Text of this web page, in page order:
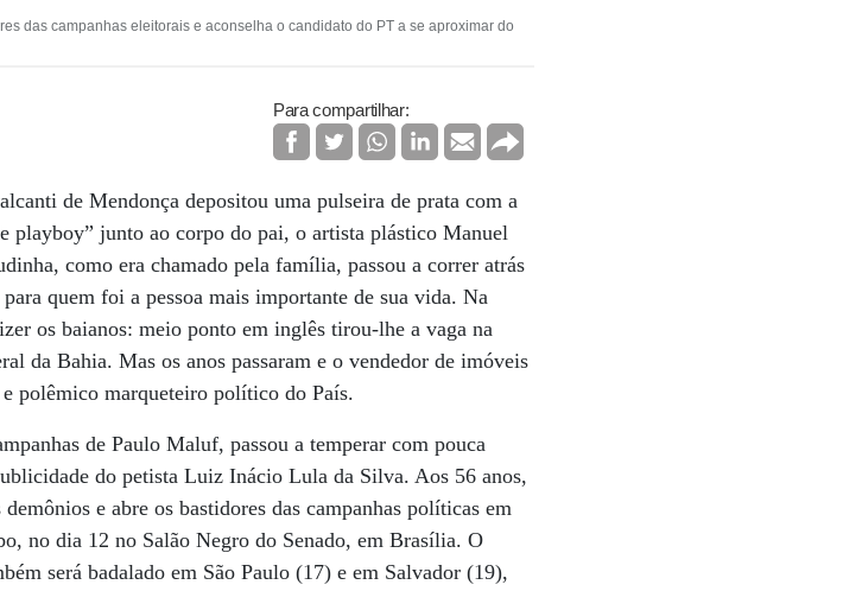
das campanhas eleitorais e aconselha o candidato do PT a se aproximar do
Para compartilhar:
de Mendonça depositou uma pulseira de prata com a
playboy” junto ao corpo do pai, o artista plástico Manuel
como era chamado pela família, passou a correr atrás
quem foi a pessoa mais importante de sua vida. Na
os baianos: meio ponto em inglês tirou-lhe a vaga na
da Bahia. Mas os anos passaram e o vendedor de imóveis
polêmico marqueteiro político do País.
de Paulo Maluf, passou a temperar com pouca
do petista Luiz Inácio Lula da Silva. Aos 56 anos,
e abre os bastidores das campanhas políticas em
no dia 12 no Salão Negro do Senado, em Brasília. O
será badalado em São Paulo (17) e em Salvador (19),